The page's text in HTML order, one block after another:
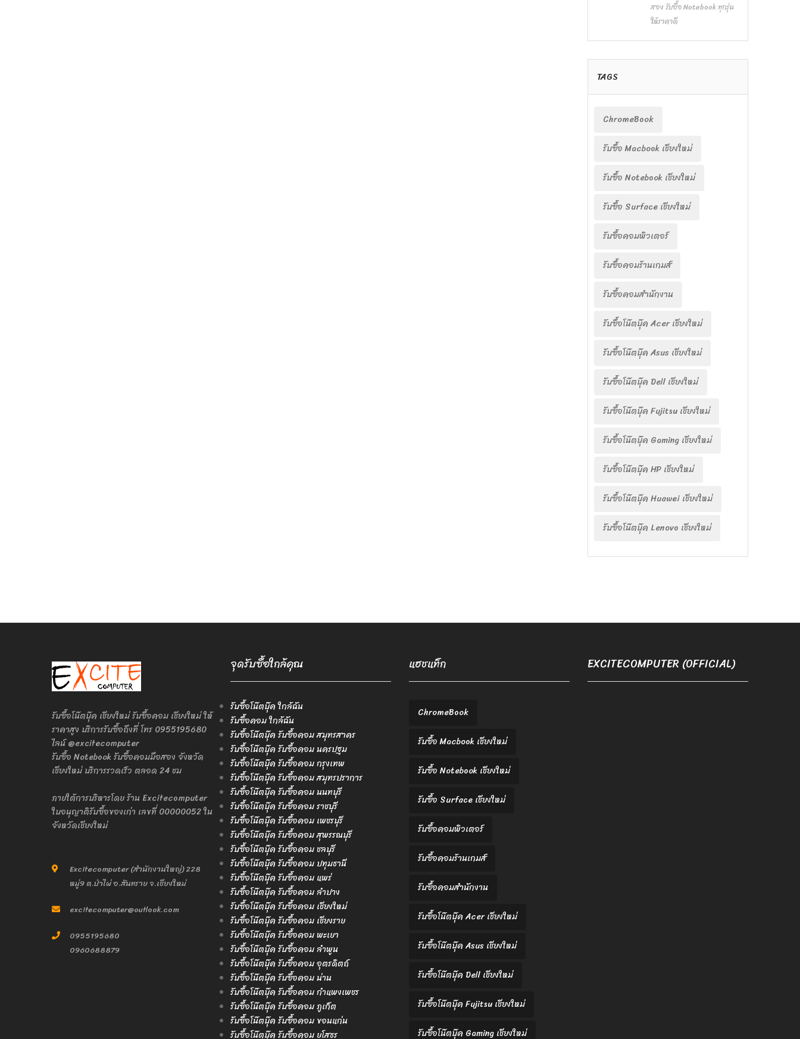
สอง รับซื้อ Notebook ทุกรุ่น
ให้ราคาดี
TAGS
ChromeBook
รับซื้อ Macbook เชียงใหม่
รับซื้อ Notebook เชียงใหม่
รับซื้อ Surface เชียงใหม่
รับซื้อคอมพิวเตอร์
รับซื้อคอมร้านเกมส์
รับซื้อคอมสำนักงาน
รับซื้อโน๊ตบุ๊ค Acer เชียงใหม่
รับซื้อโน๊ตบุ๊ค Asus เชียงใหม่
รับซื้อโน๊ตบุ๊ค Dell เชียงใหม่
รับซื้อโน๊ตบุ๊ค Fujitsu เชียงใหม่
รับซื้อโน๊ตบุ๊ค Gaming เชียงใหม่
รับซื้อโน๊ตบุ๊ค HP เชียงใหม่
รับซื้อโน๊ตบุ๊ค Huawei เชียงใหม่
รับซื้อโน๊ตบุ๊ค Lenovo เชียงใหม่
รับซื้อโน๊ตบุ๊ค เชียงใหม่ รับซื้อคอม เชียงใหม่ ให้
ราคาสูง บริการรับซื้อถึงที่ โทร 0955195680
ไลน์ @excitecomputer
รับซื้อ Notebook รับซื้อคอมมือสอง จังหวัด
เชียงใหม่ บริการรวดเร็ว ตลอด 24 ชม
ภายใต้การบริหารโดย ร้าน Excitecomputer
ใบอนุญาติรับซื้อของเก่า เลขที่ 00000052 ใน
จังหวัดเชียงใหม่
Excitecomputer (สำนักงานใหญ่) 228
หมู่9 ต.ป่าไผ่ อ.สันทราย จ.เชียงใหม่
excitecomputer@outlook.com
0955195680
0960688879
จุดรับซื้อใกล้คุณ
รับซื้อโน๊ตบุ๊ค ใกล้ฉัน
รับซื้อคอม ใกล้ฉัน
รับซื้อโน๊ตบุ๊ค รับซื้อคอม สมุทรสาคร
รับซื้อโน๊ตบุ๊ค รับซื้อคอม นครปฐม
รับซื้อโน๊ตบุ๊ค รับซื้อคอม กรุงเทพ
รับซื้อโน๊ตบุ๊ค รับซื้อคอม สมุทรปราการ
รับซื้อโน๊ตบุ๊ค รับซื้อคอม นนทบุรี
รับซื้อโน๊ตบุ๊ค รับซื้อคอม ราชบุรี
รับซื้อโน๊ตบุ๊ค รับซื้อคอม เพชรบุรี
รับซื้อโน๊ตบุ๊ค รับซื้อคอม สุพรรณบุรี
รับซื้อโน๊ตบุ๊ค รับซื้อคอม ชลบุรี
รับซื้อโน๊ตบุ๊ค รับซื้อคอม ปทุมธานี
รับซื้อโน๊ตบุ๊ค รับซื้อคอม แพร่
รับซื้อโน๊ตบุ๊ค รับซื้อคอม ลำปาง
รับซื้อโน๊ตบุ๊ค รับซื้อคอม เชียงใหม่
รับซื้อโน๊ตบุ๊ค รับซื้อคอม เชียงราย
รับซื้อโน๊ตบุ๊ค รับซื้อคอม พะเยา
รับซื้อโน๊ตบุ๊ค รับซื้อคอม ลำพูน
รับซื้อโน๊ตบุ๊ค รับซื้อคอม อุตรดิตถ์
รับซื้อโน๊ตบุ๊ค รับซื้อคอม น่าน
รับซื้อโน๊ตบุ๊ค รับซื้อคอม กำแพงเพชร
รับซื้อโน๊ตบุ๊ค รับซื้อคอม ภูเก็ต
รับซื้อโน๊ตบุ๊ค รับซื้อคอม ขอนแก่น
รับซื้อโน๊ตบุ๊ค รับซื้อคอม ยโสธร
แฮชแท็ก
ChromeBook
รับซื้อ Macbook เชียงใหม่
รับซื้อ Notebook เชียงใหม่
รับซื้อ Surface เชียงใหม่
รับซื้อคอมพิวเตอร์
รับซื้อคอมร้านเกมส์
รับซื้อคอมสำนักงาน
รับซื้อโน๊ตบุ๊ค Acer เชียงใหม่
รับซื้อโน๊ตบุ๊ค Asus เชียงใหม่
รับซื้อโน๊ตบุ๊ค Dell เชียงใหม่
รับซื้อโน๊ตบุ๊ค Fujitsu เชียงใหม่
รับซื้อโน๊ตบุ๊ค Gaming เชียงใหม่
EXCITECOMPUTER (OFFICIAL)